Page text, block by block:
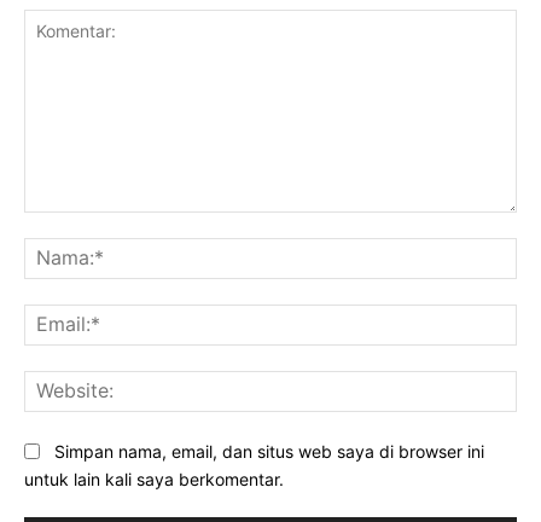
Simpan nama, email, dan situs web saya di browser ini
untuk lain kali saya berkomentar.